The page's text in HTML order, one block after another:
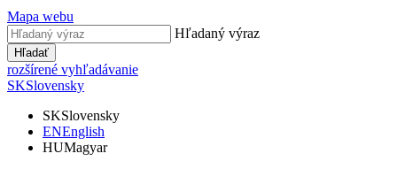
Mapa webu
Hľadaný výraz
Hľadať
rozšírené vyhľadávanie
SKSlovensky
SKSlovensky
ENEnglish
HUMagyar